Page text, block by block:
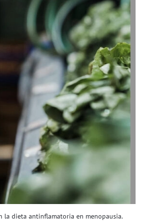
la dieta antinflamatoria en menopausia.